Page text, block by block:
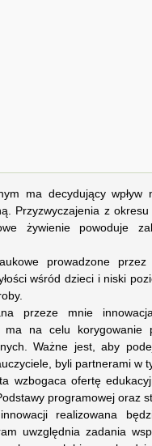
ma decydujący
Przyzwyczajenia z
żywienie powoduje
prowadzone
wśród dzieci i niski
przeze mnie
ma na celu korygowanie
Ważne jest, aby
byli partnerami w
ta wzbogaca ofertę
programowej oraz
realizowana
uwzględnia zadania